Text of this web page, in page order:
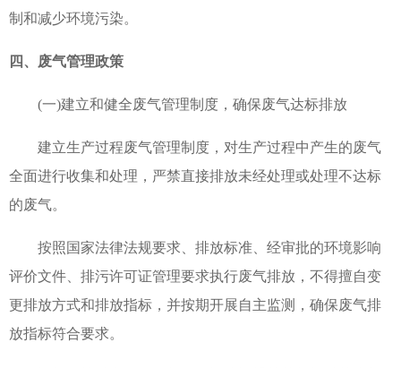
推荐官
制和减少环境污染。
四、废气管理政策
(一)建立和健全废气管理制度，确保废气达标排放
建立生产过程废气管理制度，对生产过程中产生的废气
全面进行收集和处理，严禁直接排放未经处理或处理不达标
的废气。
按照国家法律法规要求、排放标准、经审批的环境影响
评价文件、排污许可证管理要求执行废气排放，不得擅自变
更排放方式和排放指标，并按期开展自主监测，确保废气排
放指标符合要求。